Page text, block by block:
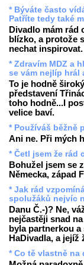
* Býváte často
Patříte tedy také
Divadlo mám rád
blízko, a protože
nechat inspirovat.
* Zdravím MDZ a
se vám nejlíp hrál
To je hodně
představení
toho hodně...I
velice baví.
* Používáš běžně
Ani ne. Při mých
* Četl jsem že rád
Bohužel jsem se
Německa, západ
* Jak rád
spolužáků nejvíc
Danu Č.-)? Ne,
nejčastěji snad
byla partnerkou
HaDivadla, a
* Co tě vlastně na